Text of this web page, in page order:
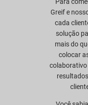
Greif e
cada
solução
mais do
colocar
colaborativo